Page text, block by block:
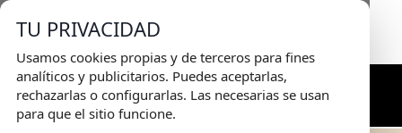
TU PRIVACIDAD
Usamos cookies propias y de terceros para fines
analíticos y publicitarios. Puedes aceptarlas,
rechazarlas o configurarlas. Las necesarias se usan
para que el sitio funcione.
Envio Gratisen pedidos superiores a 75€ |
Entrega en 24H